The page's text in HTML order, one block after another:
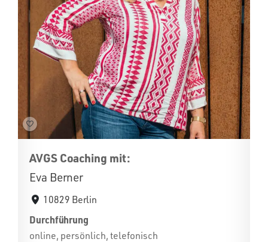
AVGS Coaching mit:
Eva Berner
10829 Berlin
Durchführung
online, persönlich, telefonisch